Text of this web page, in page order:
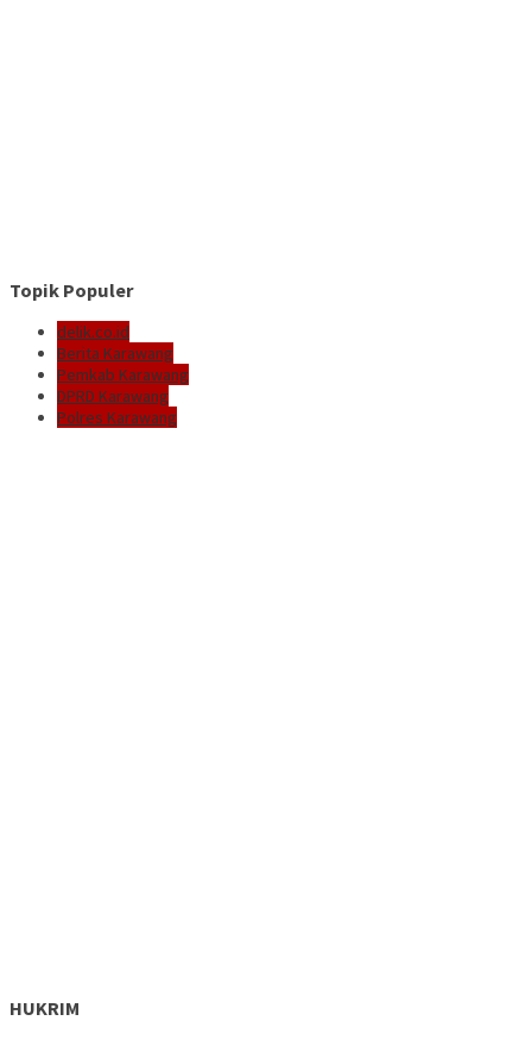
Topik Populer
delik.co.id
Berita Karawang
Pemkab Karawang
DPRD Karawang
Polres Karawang
HUKRIM